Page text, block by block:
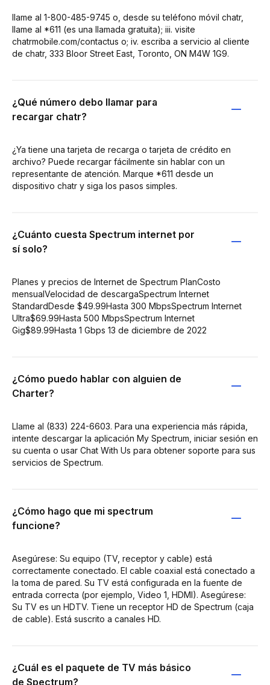
llame al 1-800-485-9745 o, desde su teléfono móvil chatr,
llame al *611 (es una llamada gratuita); iii. visite
chatrmobile.com/contactus o; iv. escriba a servicio al cliente
de chatr, 333 Bloor Street East, Toronto, ON M4W 1G9.
¿Qué número debo llamar para
recargar chatr?
¿Ya tiene una tarjeta de recarga o tarjeta de crédito en
archivo? Puede recargar fácilmente sin hablar con un
representante de atención. Marque *611 desde un
dispositivo chatr y siga los pasos simples.
¿Cuánto cuesta Spectrum internet por
sí solo?
Planes y precios de Internet de Spectrum PlanCosto
mensualVelocidad de descargaSpectrum Internet
StandardDesde $49.99Hasta 300 MbpsSpectrum Internet
Ultra$69.99Hasta 500 MbpsSpectrum Internet
Gig$89.99Hasta 1 Gbps 13 de diciembre de 2022
¿Cómo puedo hablar con alguien de
Charter?
Llame al (833) 224-6603. Para una experiencia más rápida,
intente descargar la aplicación My Spectrum, iniciar sesión en
su cuenta o usar Chat With Us para obtener soporte para sus
servicios de Spectrum.
¿Cómo hago que mi spectrum
funcione?
Asegúrese: Su equipo (TV, receptor y cable) está
correctamente conectado. El cable coaxial está conectado a
la toma de pared. Su TV está configurada en la fuente de
entrada correcta (por ejemplo, Video 1, HDMI). Asegúrese:
Su TV es un HDTV. Tiene un receptor HD de Spectrum (caja
de cable). Está suscrito a canales HD.
¿Cuál es el paquete de TV más básico
de Spectrum?